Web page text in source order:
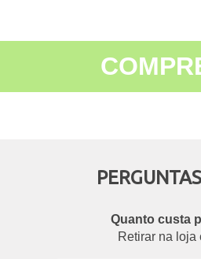
Quanto custa
Retirar na loja